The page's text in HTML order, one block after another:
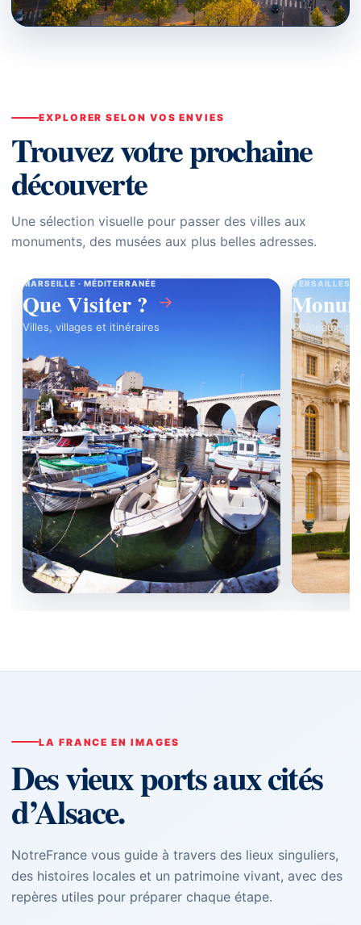
EXPLORER SELON VOS ENVIES
Trouvez votre prochaine
découverte
Une sélection visuelle pour passer des villes aux
monuments, des musées aux plus belles adresses.
MARSEILLE · MÉDITERRANÉE
Que Visiter ?
Villes, villages et itinéraires
→
VERSAILLES ·
Châteaux,
LA FRANCE EN IMAGES
Des vieux ports aux cités
d’Alsace.
NotreFrance vous guide à travers des lieux singuliers,
des histoires locales et un patrimoine vivant, avec des
repères utiles pour préparer chaque étape.